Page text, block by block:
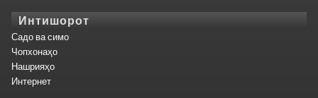
Интишорот
Садо ва симо
Чопхонаҳо
Нашрияҳо
Интернет